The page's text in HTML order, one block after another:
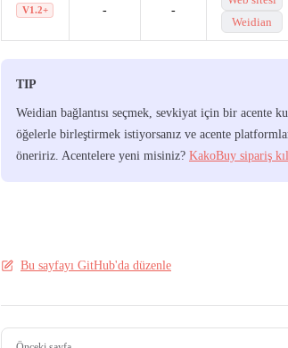
V1.2+ - -
Weidian
TIP
Weidian bağlantısı seçmek, sevkiyat için bir acente
öğelerle birleştirmek istiyorsanız ve acente
öneririz. Acentelere yeni misiniz? KakoBuy sipariş
Bu sayfayı GitHub'da düzenle
Pager